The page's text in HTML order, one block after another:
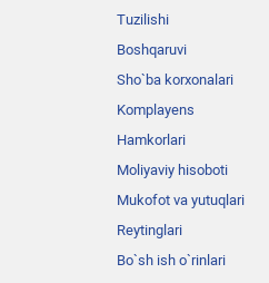
Tuzilishi
Boshqaruvi
Sho`ba korxonalari
Komplayens
Hamkorlari
Moliyaviy hisoboti
Mukofot va yutuqlari
Reytinglari
Bo`sh ish o`rinlari